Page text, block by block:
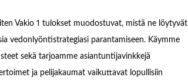
Vakio 1 tulokset muodostuvat, mistä ne löytyvät
vedonlyöntistrategiasi parantamiseen. Käymme
sekä tarjoamme asiantuntijavinkkejä
ja pelijakaumat vaikuttavat lopullisiin